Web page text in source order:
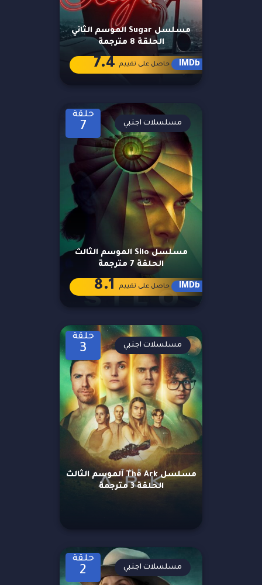
مسلسل Sugar الموسم الثاني
الحلقة 8 مترجمة
IMDb حاصل على تقييم 7.4
حلقة
7
مسلسل Silo الموسم الثالث
الحلقة 7 مترجمة
مسلسلات اجنبي
IMDb حاصل على تقييم 8.1
حلقة
3
مسلسل The Ark الموسم الثالث
الحلقة 3 مترجمة
مسلسلات اجنبي
حلقة
2 مسلسلات اجنبي